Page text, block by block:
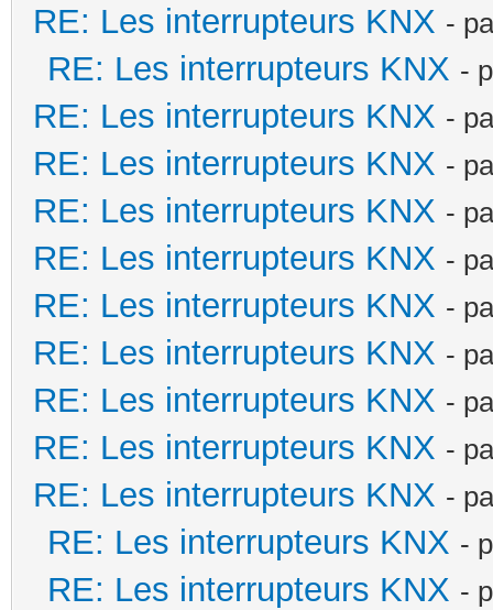
RE: Les interrupteurs KNX -
RE: Les interrupteurs KNX -
RE: Les interrupteurs KNX -
RE: Les interrupteurs KNX -
RE: Les interrupteurs KNX -
RE: Les interrupteurs KNX -
RE: Les interrupteurs KNX -
RE: Les interrupteurs KNX -
RE: Les interrupteurs KNX -
RE: Les interrupteurs KNX -
RE: Les interrupteurs KNX -
RE: Les interrupteurs KNX -
RE: Les interrupteurs KNX -